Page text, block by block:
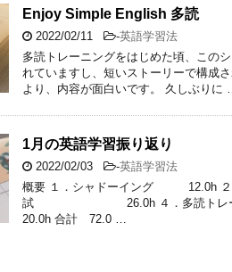
Enjoy Simple English 多読
2022/02/11 -英語学習法
多読トレーニングをはじめた頃、この
れていますし、短いストーリーで構成
より、内容が面白いです。 久しぶりに
1月の英語学習振り返り
2022/02/03 -英語学習法
概要 １．シャドーイング
試 26.0h ４．多読トレ
20.0h 合計 72.0 …